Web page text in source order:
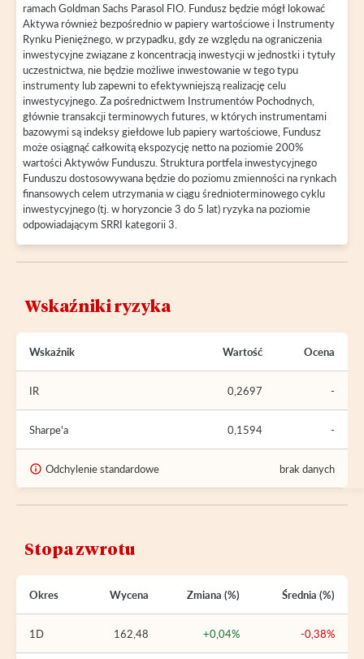
ramach Goldman Sachs Parasol FIO. Fundusz będzie mógł lokować
Aktywa również bezpośrednio w papiery wartościowe i Instrumenty
Rynku Pieniężnego, w przypadku, gdy ze względu na ograniczenia
inwestycyjne związane z koncentracją inwestycji w jednostki i tytuły
uczestnictwa, nie będzie możliwe inwestowanie w tego typu
instrumenty lub zapewni to efektywniejszą realizację celu
inwestycyjnego. Za pośrednictwem Instrumentów Pochodnych,
głównie transakcji terminowych futures, w których instrumentami
bazowymi są indeksy giełdowe lub papiery wartościowe, Fundusz
może osiągnąć całkowitą ekspozycję netto na poziomie 200%
wartości Aktywów Funduszu. Struktura portfela inwestycyjnego
Funduszu dostosowywana będzie do poziomu zmienności na rynkach
finansowych celem utrzymania w ciągu średnioterminowego cyklu
inwestycyjnego (tj. w horyzoncie 3 do 5 lat) ryzyka na poziomie
odpowiadającym SRRI kategorii 3.
Wskaźniki ryzyka
Wskaźnik Wartość Ocena
IR 0,2697 -
Sharpe'a 0,1594 -
Odchylenie standardowe brak danych
Stopa zwrotu
Okres Wycena Zmiana (%) Średnia (%)
1D 162,48 +0,04% -0,38%